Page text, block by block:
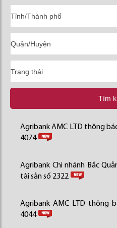
Tìm
Agribank AMC LTD thông
4074
Agribank Chi nhánh Bắc
tài sản số 2322
Agribank AMC LTD thông
4044